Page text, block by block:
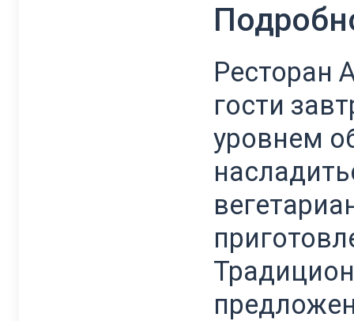
Ресторан
гости
уровнем